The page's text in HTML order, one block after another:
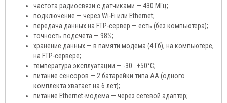
частота радиосвязи с датчиками — 430 МГц;
подключение — через Wi-Fi или Ethernet;
передача данных на FTP-сервер — есть (без компьютера);
точность подсчета — 98%;
хранение данных — в памяти модема (4 Гб), на компьютере,
на FTP-сервере;
температура эксплуатации — -30...+50°C;
питание сенсоров — 2 батарейки типа АА (одного
комплекта хватает на 6 лет);
питание Ethernet-модема — через сетевой адаптер;